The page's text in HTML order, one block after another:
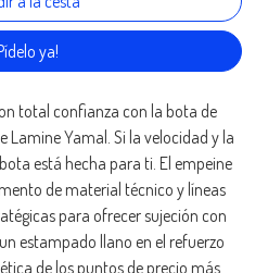
ya!
total confianza con la bota de
Lamine Yamal. Si la velocidad y la
está hecha para ti. El empeine
de material técnico y líneas
para ofrecer sujeción con
estampado llano en el refuerzo
de los puntos de precio más